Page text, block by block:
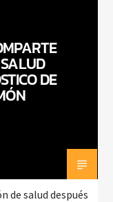
DE
de salud después